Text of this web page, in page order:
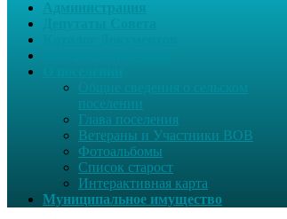
поселении
Глава поселения
Ветераны и Участники ВОВ
Фотоальбомы
Список старост
Интерактивная карта
Муниципальное имущество